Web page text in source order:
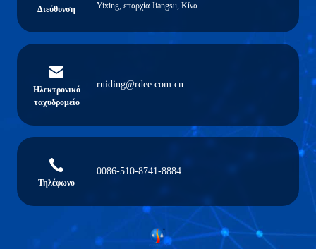
Διεύθυνση
Yixing, επαρχία Jiangsu, Κίνα.
Ηλεκτρονικό
ταχυδρομείο
ruiding@rdee.com.cn
Τηλέφωνο
0086-510-8741-8884